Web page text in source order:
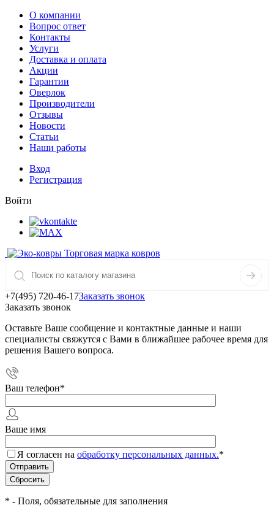
О компании
Вопрос ответ
Контакты
Услуги
Доставка и оплата
Акции
Гарантии
Оверлок
Производители
Отзывы
Новости
Статьи
Наши работы
Вход
Регистрация
Войти
Торговая марка ковров
+7(495) 720-46-17Заказать звонок
Заказать звонок
Оставьте Ваше сообщение и контактные данные и наши
специалисты свяжутся с Вами в ближайшее рабочее время для
решения Вашего вопроса.
Ваш телефон*
Ваше имя
Я согласен на обработку персональных данных.*
* - Поля, обязательные для заполнения